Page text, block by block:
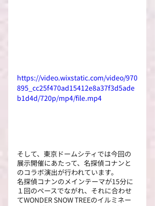
https://video.wixstatic.com/video/970
895_cc25f470ad15412e8a37f3d5ade
b1d4d/720p/mp4/file.mp4
そして、東京ドームシティでは今回の
展示開催にあたって、名探偵コナンと
のコラボ演出が行われています。
名探偵コナンのメインテーマが15分に
１回のペースでながれ、それに合わせ
てWONDER SNOW TREEのイルミネー